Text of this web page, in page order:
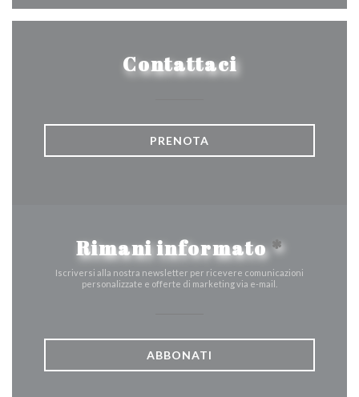
Contattaci
PRENOTA
Rimani informato*
Iscriversi alla nostra newsletter per ricevere comunicazioni
personalizzate e offerte di marketing via e-mail.
ABBONATI